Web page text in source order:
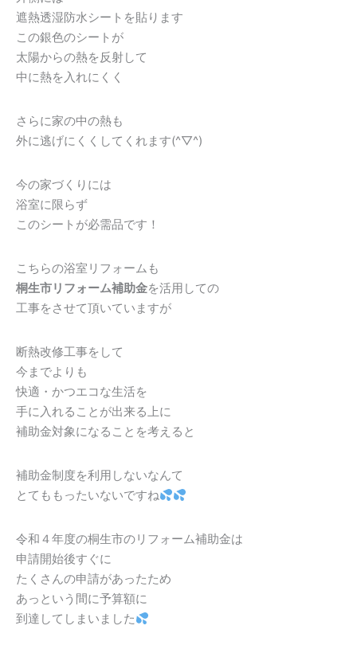
遮熱透湿防水シートを貼ります
この銀色のシートが
太陽からの熱を反射して
中に熱を入れにくく
さらに家の中の熱も
外に逃げにくくしてくれます(^▽^)
今の家づくりには
浴室に限らず
このシートが必需品です！
こちらの浴室リフォームも
桐生市リフォーム補助金を活用しての
工事をさせて頂いていますが
断熱改修工事をして
今までよりも
快適・かつエコな生活を
手に入れることが出来る上に
補助金対象になることを考えると
補助金制度を利用しないなんて
とてももったいないですね
令和４年度の桐生市のリフォーム補助金は
申請開始後すぐに
たくさんの申請があったため
あっという間に予算額に
到達してしまいました